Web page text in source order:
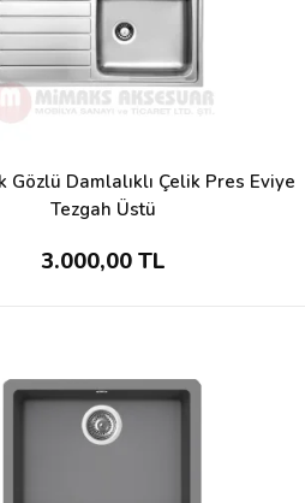
Gözlü Damlalıklı Çelik Pres Eviye
Tezgah Üstü
3.000,00 TL